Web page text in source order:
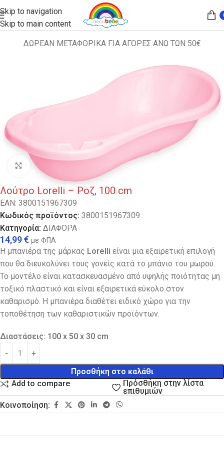
Skip to navigation
Skip to main content
ΔΩΡΕΑΝ ΜΕΤΑΦΟΡΙΚΑ ΓΙΑ ΑΓΟΡΕΣ ΑΝΩ ΤΩΝ 50€
Αρχική σελίδα ΔΙΑΦΟΡΑ
Κλικ για μεγέθυνση
Λούτρο Lorelli – Ροζ, 100 cm
EAN: 3800151967309
Κωδικός προϊόντος: 3800151967309
Κατηγορία: ΔΙΑΦΟΡΑ
14,99€ με ΦΠΑ
Η μπανιέρα της μάρκας Lorelli είναι μια εξαιρετική επιλογή
που θα διευκολύνει τους γονείς κατά το μπάνιο του μωρού.
Το μοντέλο είναι κατασκευασμένο από υψηλής ποιότητας μη
τοξικό πλαστικό και είναι εξαιρετικά εύκολο στον
καθαρισμό. Η μπανιέρα διαθέτει ειδικό χώρο για την
τοποθέτηση των καθαριστικών προϊόντων.
Διαστάσεις: 100 x 50 x 30 cm
Προσθήκη στο καλάθι
Add to compare
Πρόσθήκη στην λίστα
επιθυμιών
Κοινοποίηση: